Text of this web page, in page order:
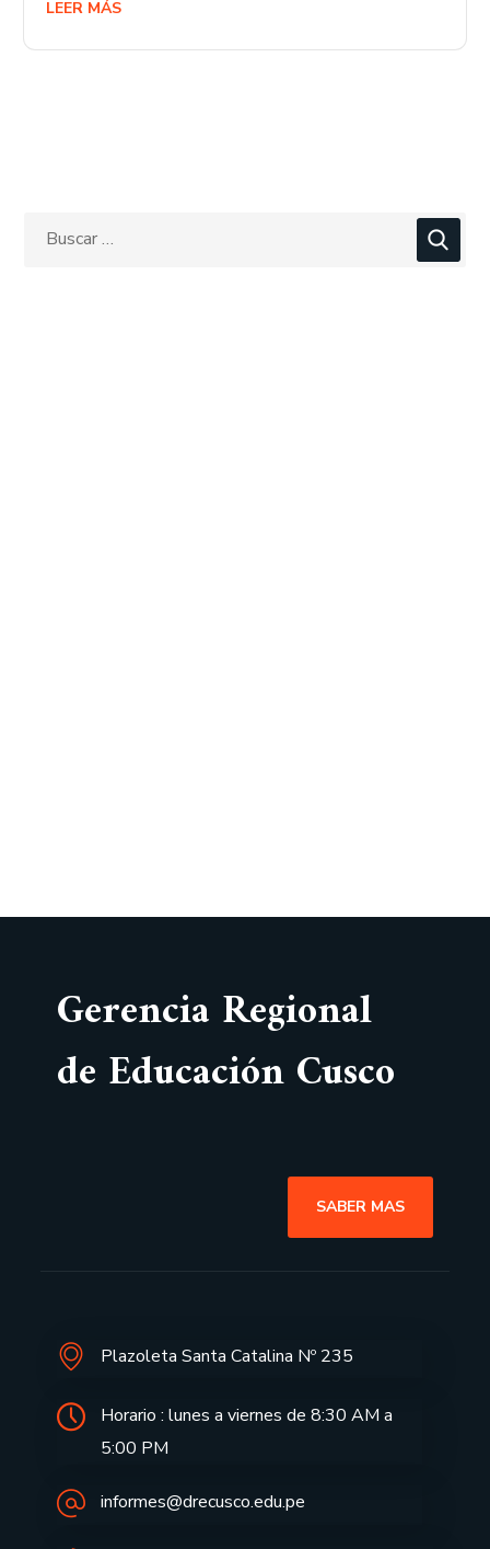
LEER MÁS
Gerencia Regional
de Educación Cusco
SABER MAS
Plazoleta Santa Catalina Nº 235
Horario : lunes a viernes de 8:30 AM a
5:00 PM
informes@drecusco.edu.pe